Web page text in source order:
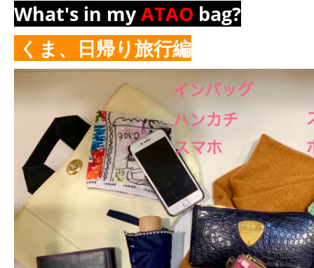
What's in myATAO bag?
くま、日帰り旅行編